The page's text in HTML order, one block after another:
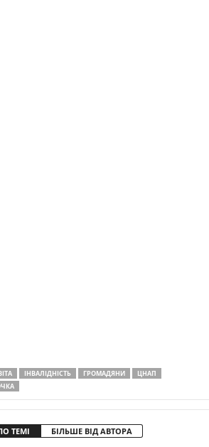
ІНВАЛІДНІСТЬ ГРОМАДЯНИ
ЦНАП
ТЕМІ БІЛЬШЕ ВІД АВТОРА